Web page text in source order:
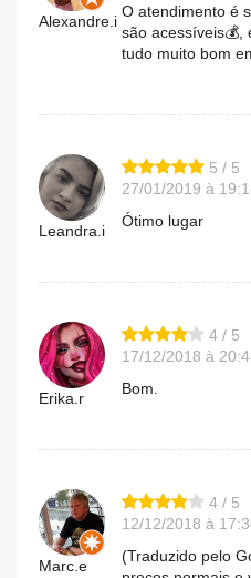
Alexandre.i
O atendimento é
são acessíveis💰,
tudo muito bom
Leandra.i
5 / 5
27/01/2019 à
Ótimo lugar
Erika.r
4 / 5
17/12/2018 à
Bom.
Marc.e
4 / 5
12/12/2018 à
(Traduzido pelo